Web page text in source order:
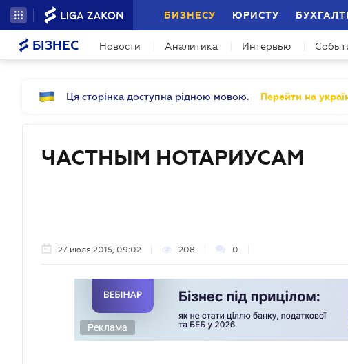
БИЗНЕСУ ЮРИСТУ
БІЗНЕС Новости Аналитика Интервью
Ця сторінка доступна рідною мовою. Перейти на
ЧАСТНЫМ НОТАРИУСАМ
27 июля 2015, 09:02 208 0
Реклама